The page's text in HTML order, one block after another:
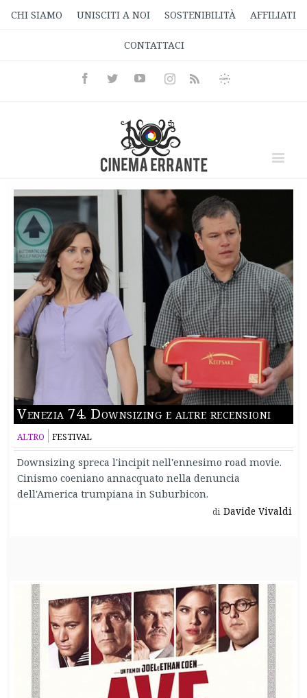
CHI SIAMO UNISCITI A NOI SOSTENIBILITÀ AFFILIATI
CONTATTACI
FacebookTwitterYoutubeInstagramRss
Informativa
Venezia 74. Downsizing e altre recensioni
ALTRO FESTIVAL
Downsizing spreca l'incipit nell'ennesimo road movie.
Cinismo coeniano annacquato nella denuncia
dell'America trumpiana in Suburbicon.
di Davide Vivaldi